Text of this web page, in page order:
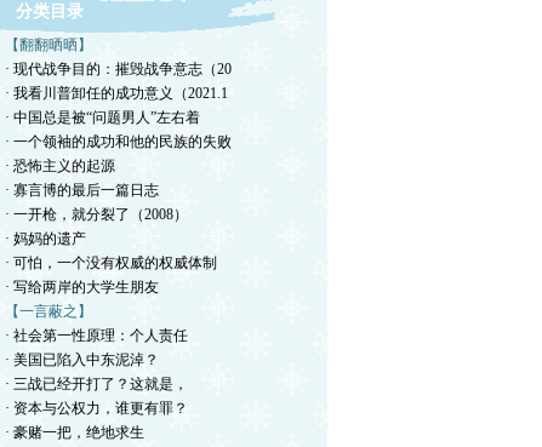
分类目录
【翻翻晒晒】
· 现代战争目的：摧毁战争意志（20
· 我看川普卸任的成功意义（2021.1
· 中国总是被“问题男人”左右着
· 一个领袖的成功和他的民族的失败
· 恐怖主义的起源
· 寡言博的最后一篇日志
· 一开枪，就分裂了（2008）
· 妈妈的遗产
· 可怕，一个没有权威的权威体制
· 写给两岸的大学生朋友
【一言蔽之】
· 社会第一性原理：个人责任
· 美国已陷入中东泥淖？
· 三战已经开打了？这就是，
· 资本与公权力，谁更有罪？
· 豪赌一把，绝地求生